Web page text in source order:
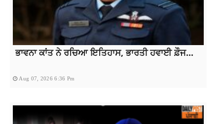
ਭਾਵਨਾ ਕਾਂਤ ਨੇ ਰਚਿਆ ਇਤਿਹਾਸ, ਭਾਰਤੀ ਹਵਾਈ ਫ਼ੌਜ...
Aug 07, 2026 6:36 Pm